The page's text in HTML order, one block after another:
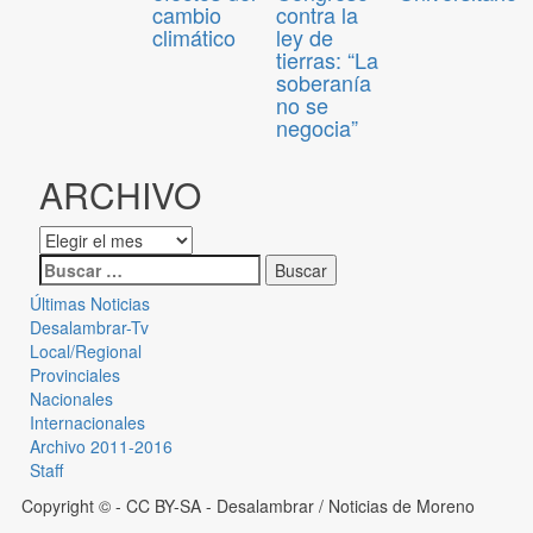
cambio
climático
contra la
ley de
tierras: “La
soberanía
no se
negocia”
ARCHIVO
Últimas Noticias
Desalambrar-Tv
Local/Regional
Provinciales
Nacionales
Internacionales
Archivo 2011-2016
Staff
Copyright © - CC BY-SA - Desalambrar / Noticias de Moreno